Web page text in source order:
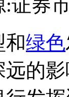
证券
和绿色
远的